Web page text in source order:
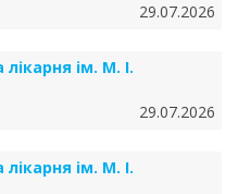
29.07.2026
лікарня ім. М. І.
29.07.2026
лікарня ім. М. І.